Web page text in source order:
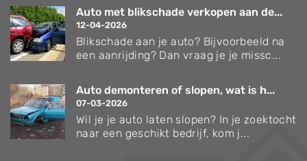
Auto met blikschade verkopen aan de...
12-04-2026
Blikschade aan je auto? Bijvoorbeeld na
een aanrijding? Dan vraag je je missc...
Auto demonteren of slopen, wat is h...
07-03-2026
Wil je je auto laten slopen? In je zoektocht
naar een geschikt bedrijf, kom j...